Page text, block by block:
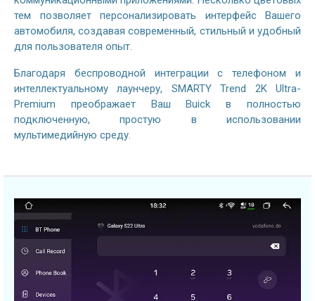
тем позволяет персонализировать интерфейс Вашего
автомобиля, создавая современный, стильный и удобный
для пользователя опыт.
Благодаря беспроводной интеграции с телефоном и
интеллектуальному лаунчеру, SMARTY Trend 2K Ultra-
Premium преображает Ваш Buick в полностью
подключенную, простую в использовании
мультимедийную среду.